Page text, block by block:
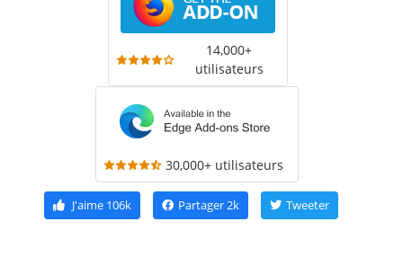
14,000+
utilisateurs
30,000+ utilisateurs
J'aime106k Partager2k Tweeter